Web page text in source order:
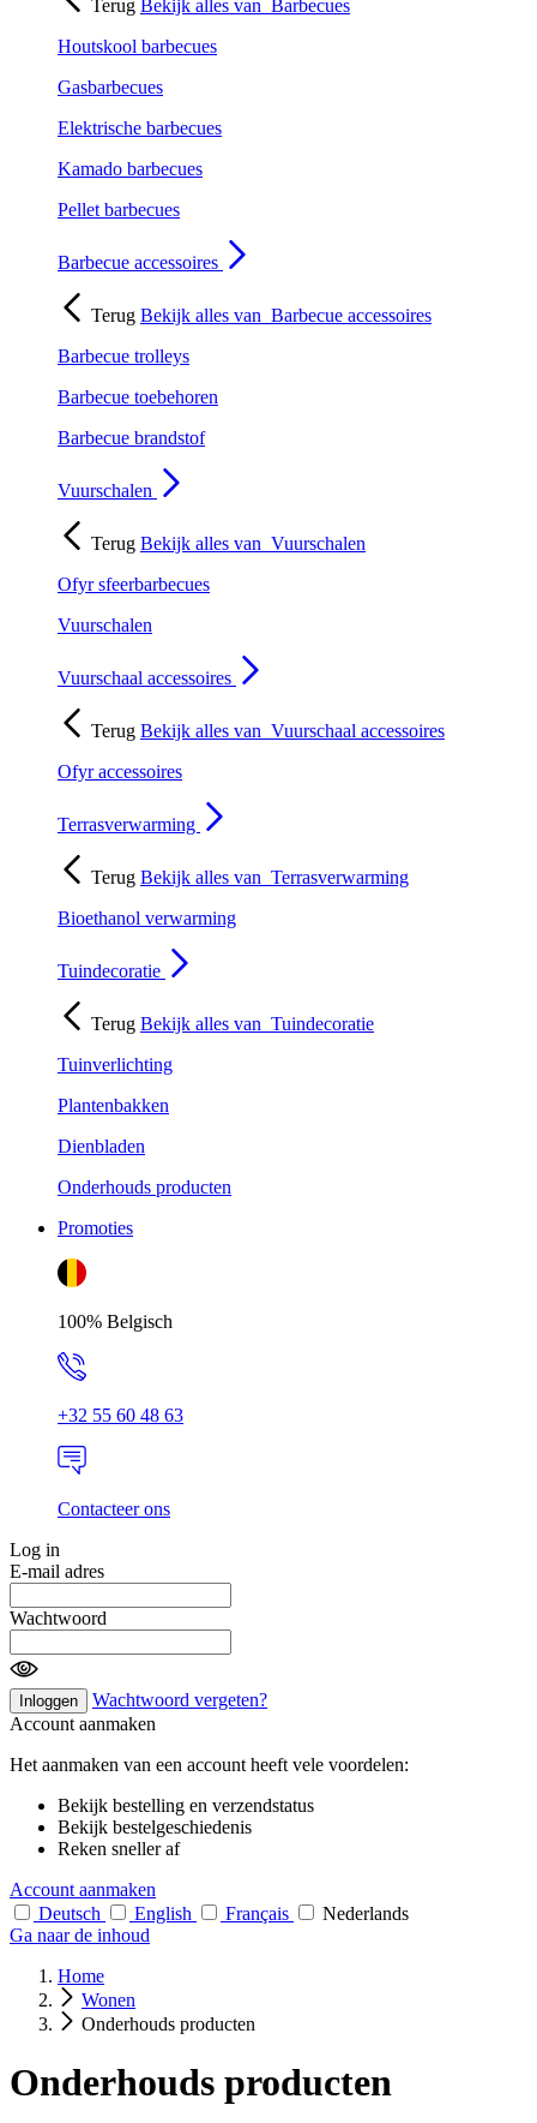
Terug Bekijk alles van Barbecues
Houtskool barbecues
Gasbarbecues
Elektrische barbecues
Kamado barbecues
Pellet barbecues
Barbecue accessoires
Terug Bekijk alles van Barbecue accessoires
Barbecue trolleys
Barbecue toebehoren
Barbecue brandstof
Vuurschalen
Terug Bekijk alles van Vuurschalen
Ofyr sfeerbarbecues
Vuurschalen
Vuurschaal accessoires
Terug Bekijk alles van Vuurschaal accessoires
Ofyr accessoires
Terrasverwarming
Terug Bekijk alles van Terrasverwarming
Bioethanol verwarming
Tuindecoratie
Terug Bekijk alles van Tuindecoratie
Tuinverlichting
Plantenbakken
Dienbladen
Onderhouds producten
Promoties
100% Belgisch
+32 55 60 48 63
Contacteer ons
Log in
E-mail adres
Wachtwoord
Inloggen
Wachtwoord vergeten?
Account aanmaken
Het aanmaken van een account heeft vele voordelen:
Bekijk bestelling en verzendstatus
Bekijk bestelgeschiedenis
Reken sneller af
Account aanmaken
Deutsch
English Français
Nederlands
Ga naar de inhoud
Home
Wonen
Onderhouds producten
Onderhouds producten